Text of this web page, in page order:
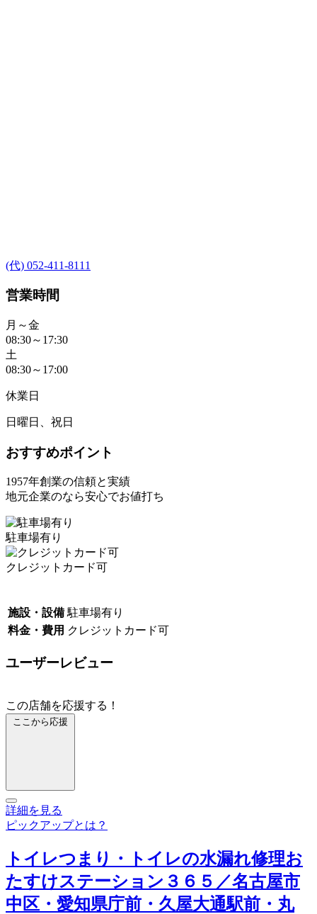
(代) 052-411-8111
営業時間
月～金
08:30～17:30
土
08:30～17:00
休業日
日曜日、祝日
おすすめポイント
1957年創業の信頼と実績
地元企業のなら安心でお値打ち
駐車場有り
クレジットカード可
施設・設備 駐車場有り
料金・費用 クレジットカード可
ユーザーレビュー
この店舗を応援する！
ここから応援
詳細を見る
ピックアップとは？
トイレつまり・トイレの水漏れ修理お
たすけステーション３６５／名古屋市
中区・愛知県庁前・久屋大通駅前・丸